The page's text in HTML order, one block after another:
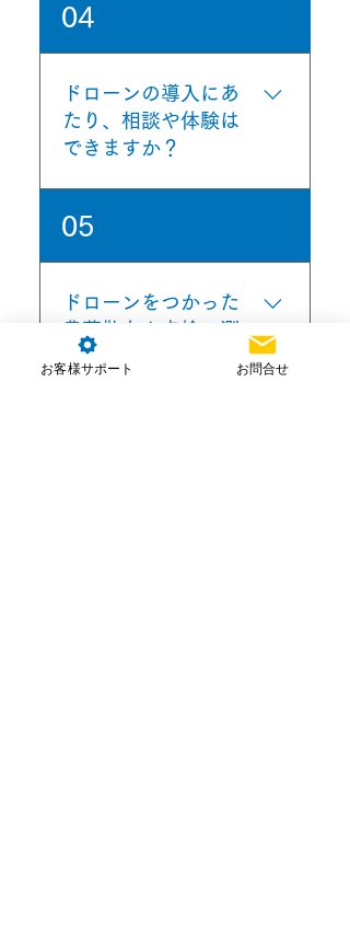
（E.R.T.S.）で国家ライセン
スの取得が可能です。 農
業・産業分野に加え、機体
特化のスクールも開催。実
践的な講習を行っていま
す。 詳細はスクールページ
をご覧ください。
04
ドローンの導入にあ
たり、相談や体験は
できますか？
様をご支援しております。
デモ会なども実施しており
しますので、お気軽にお問
合せください。
05
ドローンをつかった
農薬散布や点検・測
量を依頼できます
お客様サポート お問合せ